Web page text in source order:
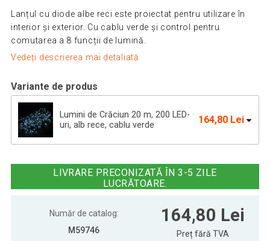
Lanțul cu diode albe reci este proiectat pentru utilizare în
interior și exterior. Cu cablu verde și control pentru
comutarea a 8 funcții de lumină.
Vedeți descrierea mai detaliată
Variante de produs
Lumini de Crăciun 20 m, 200 LED-
uri, alb rece, cablu verde
164,80 Lei
alb rece, cablu verde
alb rece, cablu verde
219,16 Lei
LIVRARE PRECONIZATĂ ÎN 3-5 ZILE
LUCRĂTOARE.
Număr de catalog:
M59746
164,80 Lei
Preț fără TVA